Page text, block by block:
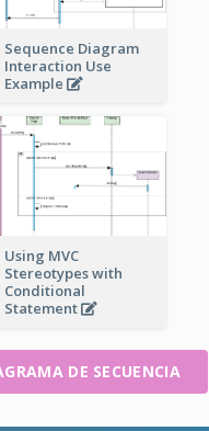
Sequence Diagram
Interaction Use
Example
Using MVC
Stereotypes with
Conditional
Statement
DE SECUENCIA